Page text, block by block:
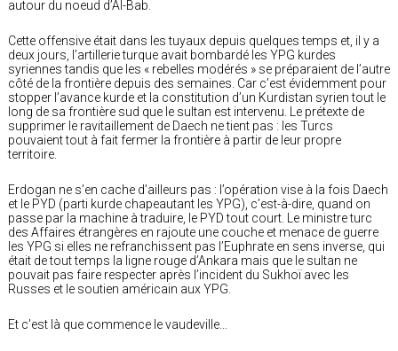
autour du noeud d’Al-Bab.
Cette offensive était dans les tuyaux depuis quelques temps et, il y a
deux jours, l’artillerie turque avait bombardé les YPG kurdes
syriennes tandis que les « rebelles modérés » se préparaient de l’autre
côté de la frontière depuis des semaines. Car c’est évidemment pour
stopper l’avance kurde et la constitution d’un Kurdistan syrien tout le
long de sa frontière sud que le sultan est intervenu. Le prétexte de
supprimer le ravitaillement de Daech ne tient pas : les Turcs
pouvaient tout à fait fermer la frontière à partir de leur propre
territoire.
Erdogan ne s’en cache d’ailleurs pas : l’opération vise à la fois Daech
et le PYD (parti kurde chapeautant les YPG), c’est-à-dire, quand on
passe par la machine à traduire, le PYD tout court. Le ministre turc
des Affaires étrangères en rajoute une couche et menace de guerre
les YPG si elles ne refranchissent pas l’Euphrate en sens inverse, qui
était de tout temps la ligne rouge d’Ankara mais que le sultan ne
pouvait pas faire respecter après l’incident du Sukhoï avec les
Russes et le soutien américain aux YPG.
Et c’est là que commence le vaudeville…